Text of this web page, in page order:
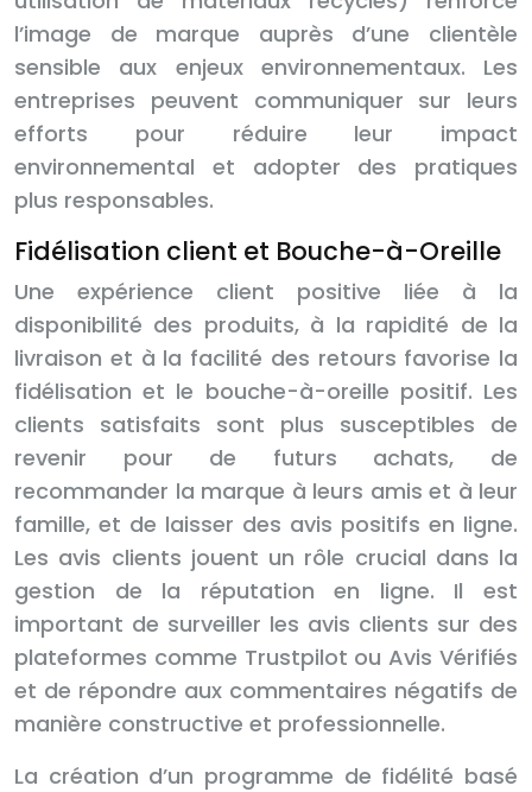
l’image de marque auprès d’une clientèle
sensible aux enjeux environnementaux. Les
entreprises peuvent communiquer sur leurs
efforts pour réduire leur impact
environnemental et adopter des pratiques
plus responsables.
Fidélisation client et Bouche-à-Oreille
Une expérience client positive liée à la
disponibilité des produits, à la rapidité de la
livraison et à la facilité des retours favorise la
fidélisation et le bouche-à-oreille positif. Les
clients satisfaits sont plus susceptibles de
revenir pour de futurs achats, de
recommander la marque à leurs amis et à leur
famille, et de laisser des avis positifs en ligne.
Les avis clients jouent un rôle crucial dans la
gestion de la réputation en ligne. Il est
important de surveiller les avis clients sur des
plateformes comme Trustpilot ou Avis Vérifiés
et de répondre aux commentaires négatifs de
manière constructive et professionnelle.
La création d’un programme de fidélité basé